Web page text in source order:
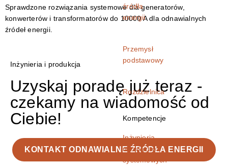
źródła
energii
Przemysł
podstawowy
Rozdzielnica
Kompetencje
Inżynieria
rozwiązań
systemowych
Sprawdzone rozwiązania systemowe dla generatorów,
konwerterów i transformatorów do 10000 A dla odnawialnych
źródeł energii.
Inżynieria i produkcja
Uzyskaj poradę już teraz -
czekamy na wiadomość od
Ciebie!
KONTAKT ODNAWIALNE ŹRÓDŁA ENERGII